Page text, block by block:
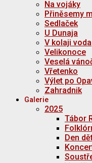
Na vojáky
Přiněsemy
Sedlaček
U Dunaja
V kolaji voda
Velikonoce
Veselá
Vřetenko
Výlet po
Zahradnik
Galerie
2025
Tábor
Den